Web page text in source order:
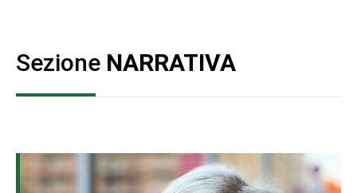
Sezione NARRATIVA